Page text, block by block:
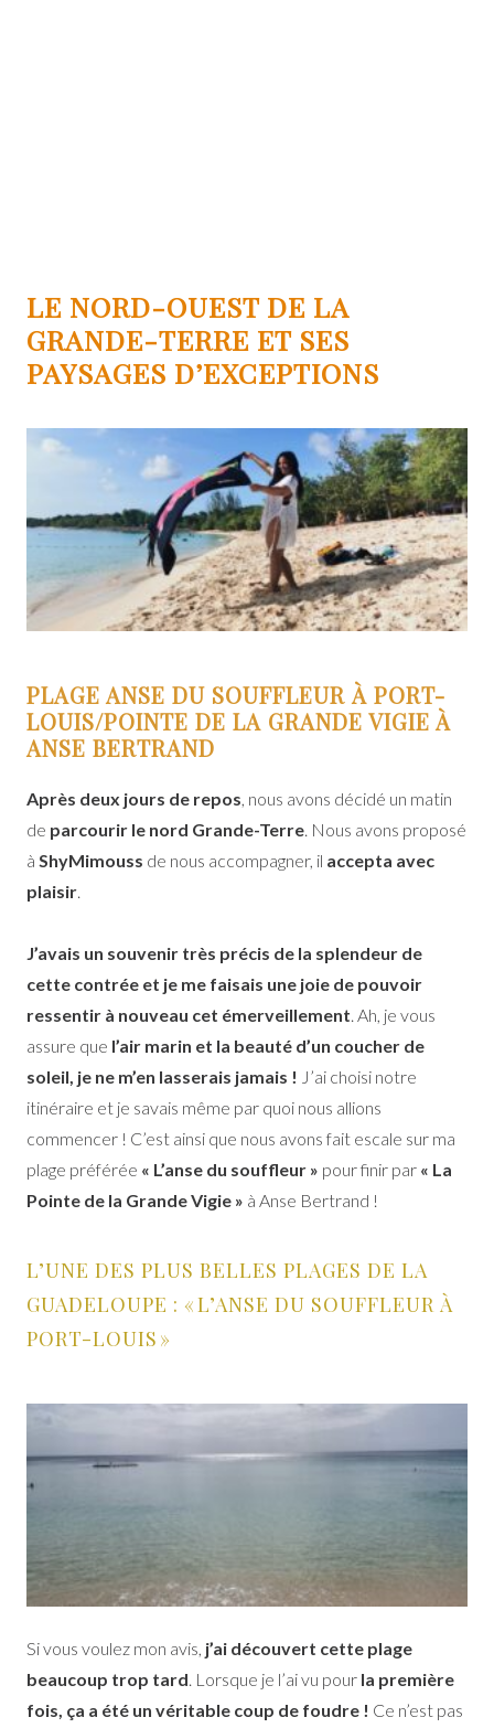
LE NORD-OUEST DE LA
GRANDE-TERRE ET SES
PAYSAGES D’EXCEPTIONS
PLAGE ANSE DU SOUFFLEUR À PORT-
LOUIS/POINTE DE LA GRANDE VIGIE À
ANSE BERTRAND
Après deux jours de repos, nous avons décidé un matin
de parcourir le nord Grande-Terre. Nous avons proposé
à ShyMimouss de nous accompagner, il accepta avec
plaisir.
J’avais un souvenir très précis de la splendeur de
cette contrée et je me faisais une joie de pouvoir
ressentir à nouveau cet émerveillement. Ah, je vous
assure que l’air marin et la beauté d’un coucher de
soleil, je ne m’en lasserais jamais ! J’ai choisi notre
itinéraire et je savais même par quoi nous allions
commencer ! C’est ainsi que nous avons fait escale sur ma
plage préférée « L’anse du souffleur » pour finir par « La
Pointe de la Grande Vigie » à Anse Bertrand !
L’UNE DES PLUS BELLES PLAGES DE LA
GUADELOUPE : « L’ANSE DU SOUFFLEUR À
PORT-LOUIS »
Si vous voulez mon avis, j’ai découvert cette plage
beaucoup trop tard . Lorsque je l’ai vu pour la première
fois, ça a été un véritable coup de foudre ! Ce n’est pas